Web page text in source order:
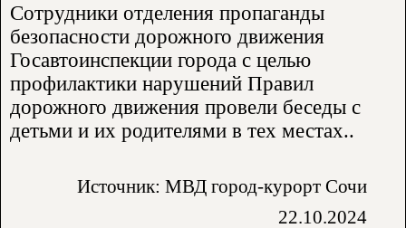
Сотрудники отделения пропаганды
безопасности дорожного движения
Госавтоинспекции города с целью
профилактики нарушений Правил
дорожного движения провели беседы с
детьми и их родителями в тех местах..
Источник: МВД город-курорт Сочи
22.10.2024